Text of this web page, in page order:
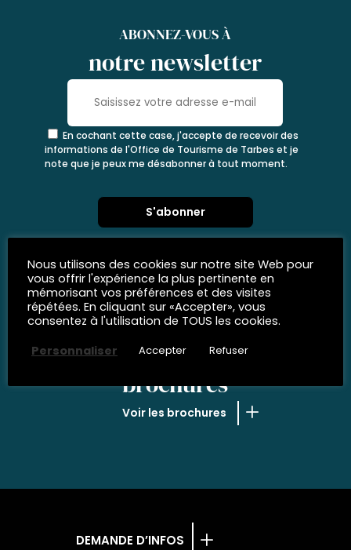
ABONNEZ-VOUS À
notre newsletter
En cochant cette case, j'accepte de recevoir des
informations de l'Office de Tourisme de Tarbes et je
note que je peux me désabonner à tout moment.
NOS
brochures
Voir les brochures
DEMANDE D’INFOS
Nous utilisons des cookies sur notre site Web pour
vous offrir l'expérience la plus pertinente en
mémorisant vos préférences et des visites
répétées. En cliquant sur «Accepter», vous
consentez à l'utilisation de TOUS les cookies.
Personnaliser
Accepter Refuser